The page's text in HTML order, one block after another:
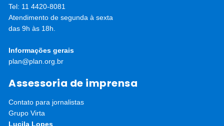
Tel: 11 4420-8081
Atendimento de segunda à sexta
das 9h às 18h.
Informações gerais
plan@plan.org.br
Assessoria de imprensa
Contato para jornalistas
Grupo Virta
Lucila Lopes